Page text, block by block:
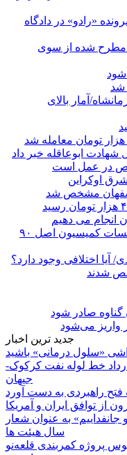
«رادو» در دادگاه
مطرح شده از سوی
شد
آمار بالای
شهادت ابوعاقله خبر داد
در عمل است
اوکراین
انجام می دهیم
وزرای اقتصاد، صمت و دادگستری در جلسات کمیسیون اصل ۹۰
اختلافی وجود دارد؟
گناوه صادر شود
جدید ترین اخبار
خط لوله نفت کرکوک-
جیهان
فتح راهبردی به دست آورد
از توافق ایران و آمریکا
به عنوان شعار
سال هیئت ها
پروژه کمربندی قلعه‌نو